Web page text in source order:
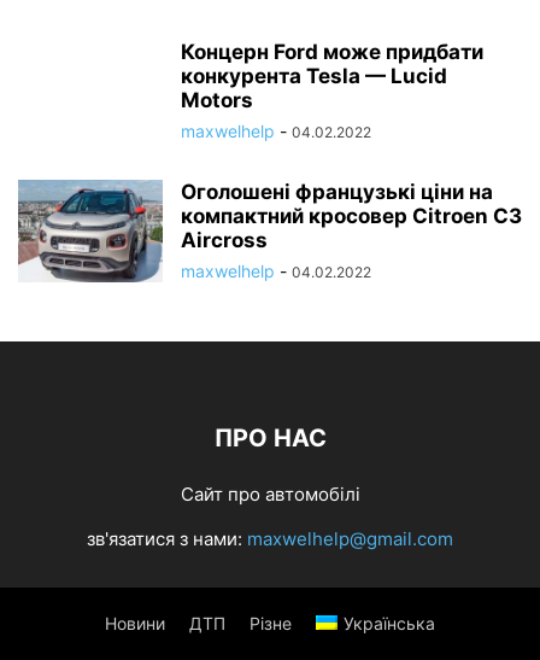
Концерн Ford може придбати
конкурента Tesla — Lucid
Motors
maxwelhelp - 04.02.2022
Оголошені французькі ціни на
компактний кросовер Citroen C3
Aircross
maxwelhelp - 04.02.2022
ПРО НАС
Сайт про автомобілі
зв'язатися з нами: maxwelhelp@gmail.com
Новини ДТП Різне Українська